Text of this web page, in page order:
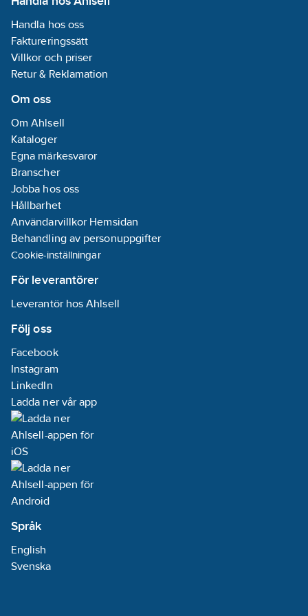
välstädade.
Handla hos oss
Faktureringssätt
Villkor och priser
Retur & Reklamation
Om oss
Om Ahlsell
Kataloger
Egna märkesvaror
Branscher
Jobba hos oss
Hållbarhet
Användarvillkor Hemsidan
Behandling av personuppgifter
Cookie-inställningar
För leverantörer
Leverantör hos Ahlsell
Följ oss
Facebook
Instagram
LinkedIn
Ladda ner vår app
Språk
English
Svenska